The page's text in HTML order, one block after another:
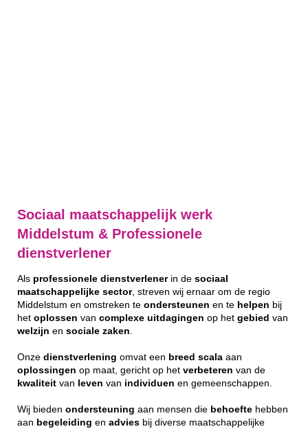
Sociaal maatschappelijk werk
Middelstum & Professionele
dienstverlener
Als professionele dienstverlenerin de sociaal
maatschappelijke sector, streven wij ernaar om de regio
Middelstum en omstreken te ondersteunen en te helpen bij
het oplossen van complexe uitdagingen op het gebied van
welzijn en sociale zaken
Onze dienstverlening omvat een breed scala aan
oplossingen op maat, gericht op het verbeteren van de
kwaliteit van leven van individuen en gemeenschappen.
Wij bieden ondersteuning aan mensen die behoefte hebben
aan begeleiding en advies bij diverse maatschappelijke